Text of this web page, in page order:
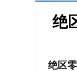
绝
绝区